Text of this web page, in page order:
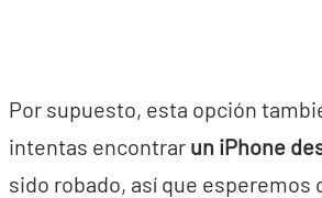
Por supuesto, esta opción
intentas encontrar un iPhone
sido robado, así que esperemos